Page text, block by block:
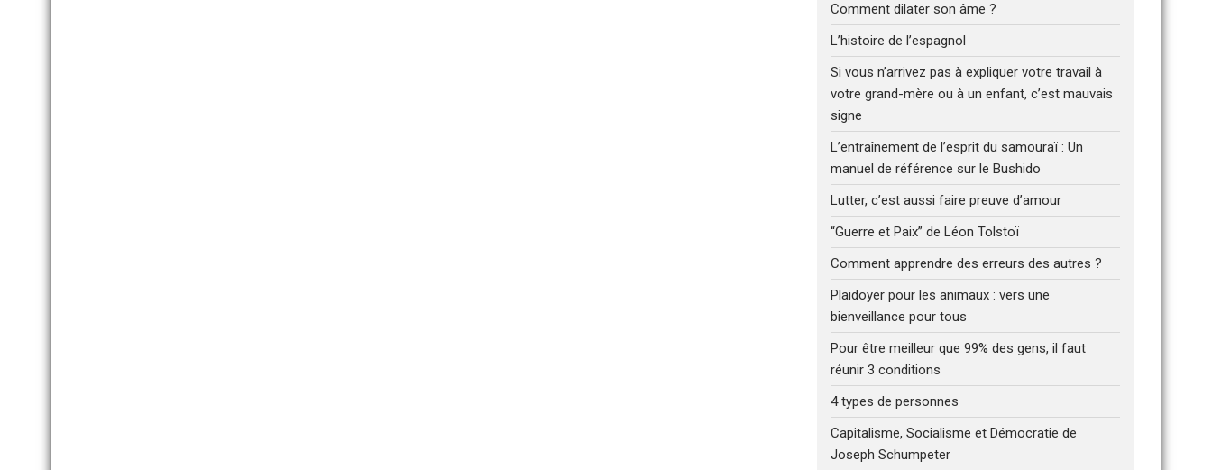
Comment dilater son âme ?
L’histoire de l’espagnol
Si vous n’arrivez pas à expliquer votre travail à
votre grand-mère ou à un enfant, c’est mauvais
signe
L’entraînement de l’esprit du samouraï : Un
manuel de référence sur le Bushido
Lutter, c’est aussi faire preuve d’amour
“Guerre et Paix” de Léon Tolstoï
Comment apprendre des erreurs des autres ?
Plaidoyer pour les animaux : vers une
bienveillance pour tous
Pour être meilleur que 99% des gens, il faut
réunir 3 conditions
4 types de personnes
Capitalisme, Socialisme et Démocratie de
Joseph Schumpeter